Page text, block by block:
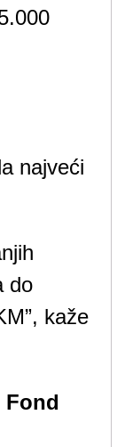
najveći
do
kaže